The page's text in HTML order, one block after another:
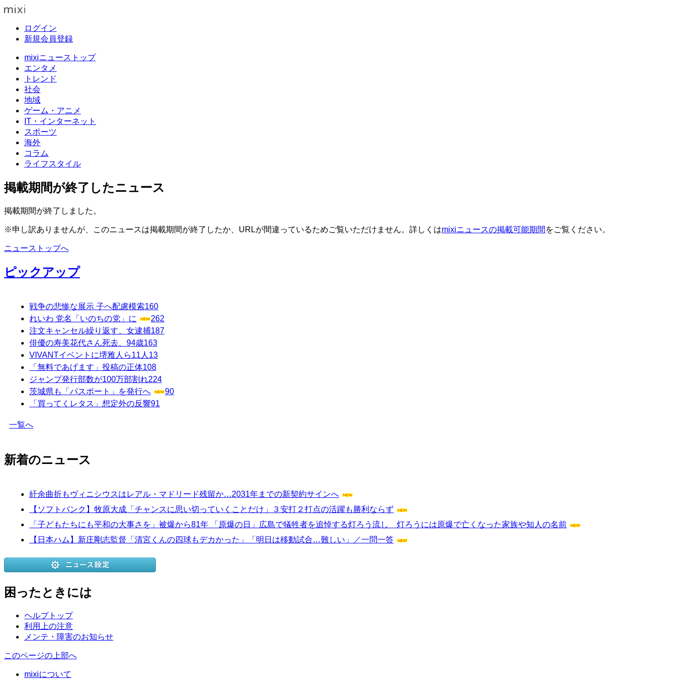
ログイン
新規会員登録
mixiニューストップ
エンタメ
トレンド
社会
地域
ゲーム・アニメ
IT・インターネット
スポーツ
海外
コラム
ライフスタイル
掲載期間が終了したニュース
掲載期間が終了しました。
※申し訳ありませんが、このニュースは掲載期間が終了したか、URLが間違っているためご覧いただけません。詳しくはmixiニュースの掲載可能期間 をご覧ください。
ニューストップへ
ピックアップ
戦争の悲惨な展示 子へ配慮模索160
れいわ 党名「いのちの党」に
262
注文キャンセル繰り返す、女逮捕187
俳優の寿美花代さん死去、94歳163
VIVANTイベントに堺雅人ら11人 13
「無料であげます」投稿の正体108
ジャンプ発行部数が100万部割れ224
茨城県も「パスポート」を発行へ
90
「買ってくレタス」想定外の反響91
一覧へ
新着のニュース
紆余曲折もヴィニシウスはレアル・マドリード残留か…2031年までの新契約サインへ
【ソフトバンク】牧原大成「チャンスに思い切っていくことだけ」３安打２打点の活躍も勝利ならず
「子どもたちにも平和の大事さを」被爆から81年 「原爆の日」広島で犠牲者を追悼する灯ろう流し 灯ろうには原爆で亡くなった家族や知人の名前
【日本ハム】新庄剛志監督「清宮くんの四球もデカかった」「明日は移動試合…難しい」／一問一答
困ったときには
ヘルプトップ
利用上の注意
メンテ・障害のお知らせ
このページの上部へ
mixiについて